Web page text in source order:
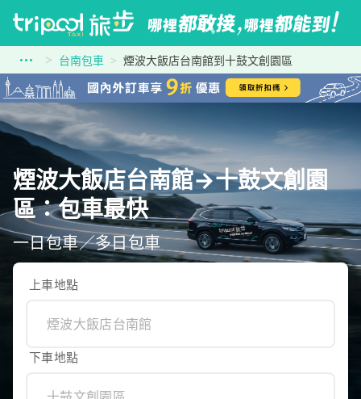
台南包車 煙波大飯店台南館到十鼓文創園區
煙波大飯店台南館→十鼓文創園
區：包車最快
一日包車／多日包車
上車地點
下車地點